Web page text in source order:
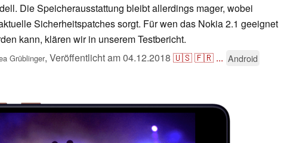
Die Speicherausstattung bleibt allerdings mager, wobei
Sicherheitspatches sorgt. Für wen das Nokia 2.1 geeignet
kann, klären wir in unserem Testbericht.
Grüblinger, Veröffentlicht am04.12.2018 🇺🇸🇫🇷 ... Android